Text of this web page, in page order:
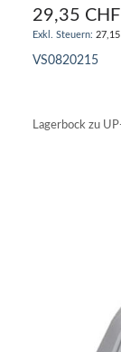
29,35 CHF
VS0820215
Lagerbock zu